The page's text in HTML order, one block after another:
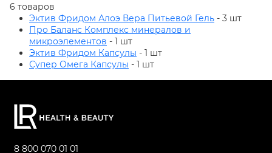
6 товаров
Эктив Фридом Алоэ Вера Питьевой Гель - 3 шт
Про Баланс Комплекс минералов и
микроэлементов - 1 шт
Эктив Фридом Капсулы - 1 шт
Супер Омега Капсулы - 1 шт
8 800 070 01 01